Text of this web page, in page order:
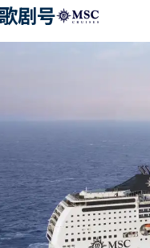
剧号